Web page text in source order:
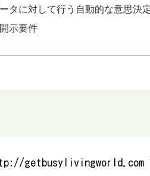
タに対して行う自動的な意思決
示要件
getbusylivingworld.com